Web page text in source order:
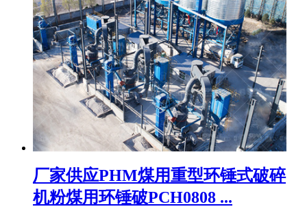
厂家供应PHM煤用重型环锤式破碎
机粉煤用环锤破PCH0808 ...